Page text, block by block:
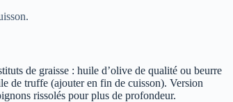
de graisse : huile d’olive de qualité ou beurre
de truffe (ajouter en fin de cuisson). Version
rissolés pour plus de profondeur.